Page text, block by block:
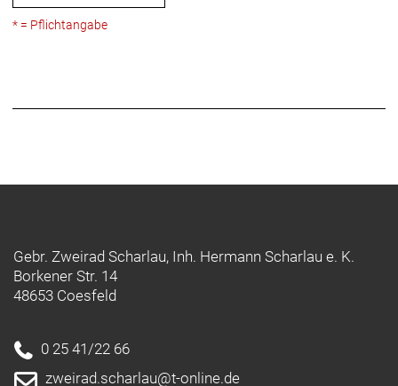
* = Pflichtangabe
Gebr. Zweirad Scharlau, Inh. Hermann Scharlau e. K.
Borkener Str. 14
48653 Coesfeld
0 25 41/22 66
zweirad.scharlau@t-online.de